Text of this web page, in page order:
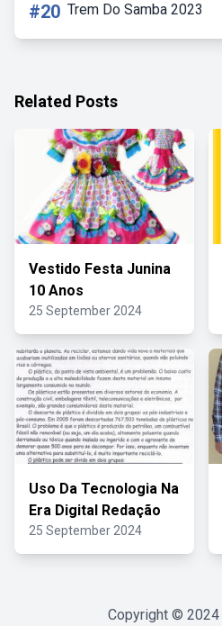
#20 Trem Do Samba 2023
Related Posts
Vestido Festa Junina
10 Anos
25 September 2024
Uso Da Tecnologia Na
Era Digital Redação
25 September 2024
Copyright © 2024